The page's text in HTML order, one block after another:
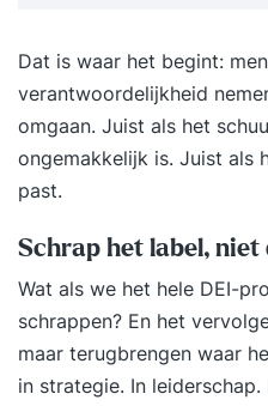
we samen jouw situatie
telefonisch en duurt
Tegelijkertijd kan jij ook
zo te beslissen of we bij je
brochure
brochure. Daarin kan je
programma vinden
ons, onze werkwijze en
sessies die praktisch
locatie of bij ons, wat jij
Dat is waar het begint:
verantwoordelijkheid
omgaan. Juist als het
ongemakkelijk is. Juist als
past.
Schrap het label, niet
Wat als we het hele DEI-
schrappen? En het
maar terugbrengen waar
in strategie. In